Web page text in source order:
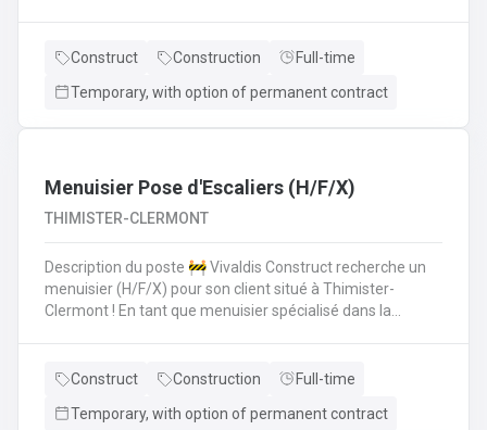
vous épanouir dans une mission pour du long terme?
Construct Construction
Full-time
Temporary, with option of permanent contract
Menuisier Pose d'Escaliers (H/F/X)
THIMISTER-CLERMONT
Description du poste 🚧 Vivaldis Construct recherche un
menuisier (H/F/X) pour son client situé à Thimister-
Clermont ! En tant que menuisier spécialisé dans la
escaliers dans divers types de bâtimentsAssurer un
équipe de trois ouvriers 💪 Avantages de la CP124 ✍️ Un
Construct Construction
Full-time
Temporary, with option of permanent contract